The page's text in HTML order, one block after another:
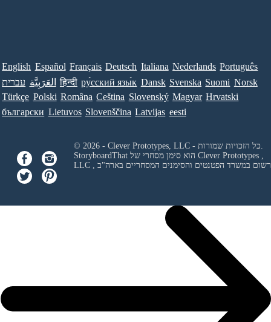
English Español Français Deutsch Italiana Nederlands Português
עברית العَرَبِيَّة हिन्दी ру́сский язы́к Dansk Svenska Suomi Norsk
Türkçe Polski Româna Ceština Slovenský Magyar Hrvatski
български Lietuvos Slovenščina Latvijas eesti
Clever Prototypes ,
LLC
ורשום במשרד הפטנטים והסימנים המסחריים בארה"ב